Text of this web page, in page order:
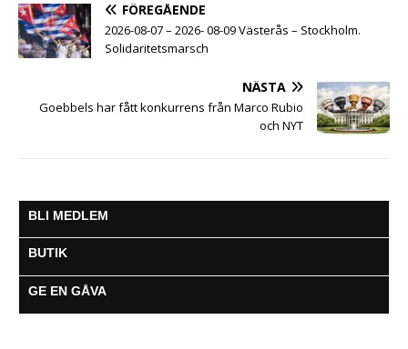
r
FÖREGÅENDE
2026-08-07 – 2026- 08-09 Västerås – Stockholm.
Solidaritetsmarsch
NÄSTA
Goebbels har fått konkurrens från Marco Rubio
och NYT
BLI MEDLEM
BUTIK
GE EN GÅVA